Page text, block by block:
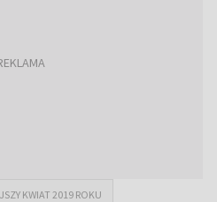
KWIAT 2019 ROKU